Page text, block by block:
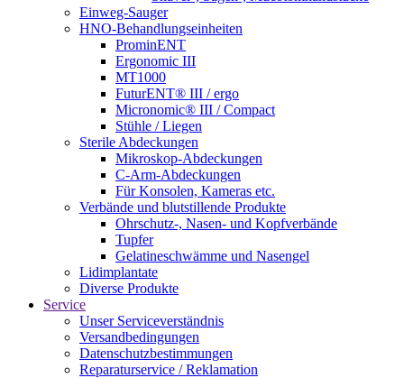
Einweg-Sauger
HNO-Behandlungseinheiten
ProminENT
Ergonomic III
MT1000
FuturENT® III / ergo
Micronomic® III / Compact
Stühle / Liegen
Sterile Abdeckungen
Mikroskop-Abdeckungen
C-Arm-Abdeckungen
Für Konsolen, Kameras etc.
Verbände und blutstillende Produkte
Ohrschutz-, Nasen- und Kopfverbände
Tupfer
Gelatineschwämme und Nasengel
Lidimplantate
Diverse Produkte
Service
Unser Serviceverständnis
Versandbedingungen
Datenschutzbestimmungen
Reparaturservice / Reklamation